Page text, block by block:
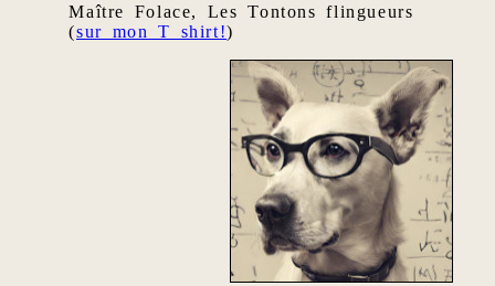
Maître Folace, Les Tontons flingueurs
(sur mon T shirt!)